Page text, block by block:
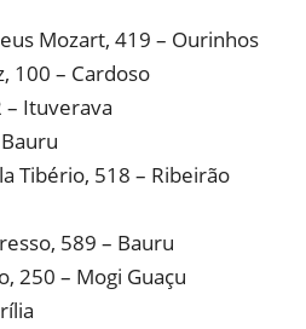
Mozart, 419 – Ourinhos
100 – Cardoso
– Ituverava
Tibério, 518 – Ribeirão
589 – Bauru
250 – Mogi Guaçu